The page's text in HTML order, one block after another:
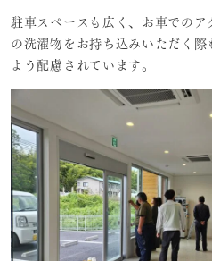
駐車スペースも広く、お車での
の洗濯物をお持ち込みいただく
よう配慮されています。